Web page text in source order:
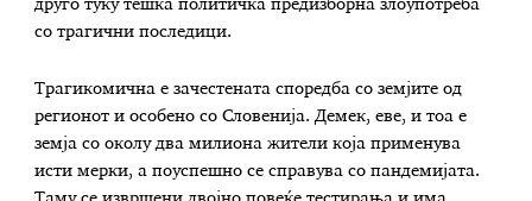
друго туку тешка политичка предизборна злоупотреба
со трагични последици.
Трагикомична е зачестената споредба со земјите од
регионот и особено со Словенија. Демек, еве, и тоа е
земја со околу два милиона жители која применува
исти мерки, а поуспешно се справува со пандемијата.